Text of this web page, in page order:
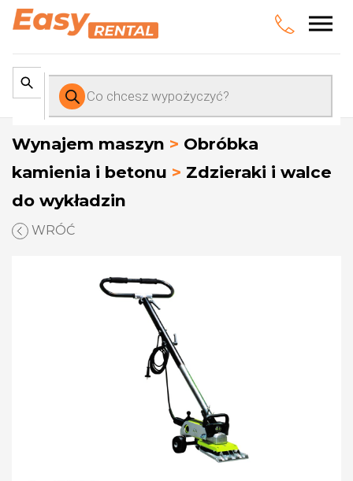
Wyszukiwarka
produktów
Wynajem maszyn > Obróbka
kamienia i betonu > Zdzieraki i walce
do wykładzin
WRÓĆ